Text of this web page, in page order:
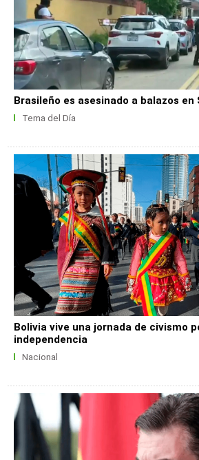
Brasileño es asesinado a balazos en
Tema del Día
Bolivia vive una jornada de civismo
independencia
Nacional